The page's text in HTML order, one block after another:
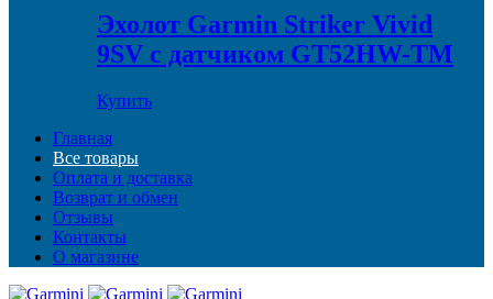
Эхолот Garmin Striker Vivid
9SV с датчиком GT52HW-TM
Купить
Главная
Все товары
Оплата и доставка
Возврат и обмен
Отзывы
Контакты
О магазине